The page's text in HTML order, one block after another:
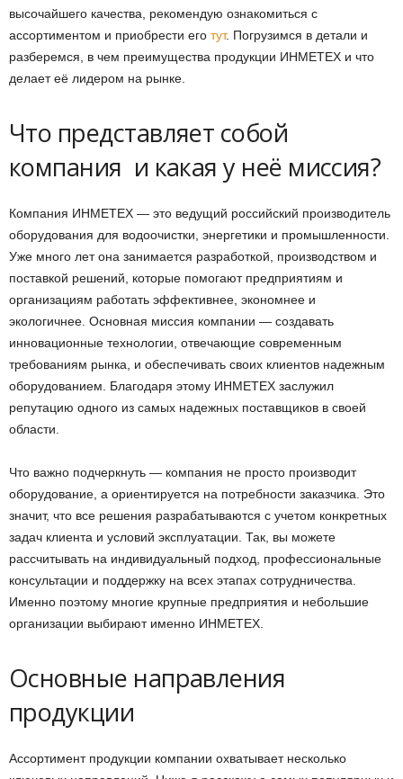
высочайшего качества, рекомендую ознакомиться с
ассортиментом и приобрести его тут. Погрузимся в детали и
разберемся, в чем преимущества продукции ИНМЕТЕХ и что
делает её лидером на рынке.
Что представляет собой
компания и какая у неё миссия?
Компания ИНМЕТЕХ — это ведущий российский производитель
оборудования для водоочистки, энергетики и промышленности.
Уже много лет она занимается разработкой, производством и
поставкой решений, которые помогают предприятиям и
организациям работать эффективнее, экономнее и
экологичнее. Основная миссия компании — создавать
инновационные технологии, отвечающие современным
требованиям рынка, и обеспечивать своих клиентов надежным
оборудованием. Благодаря этому ИНМЕТЕХ заслужил
репутацию одного из самых надежных поставщиков в своей
области.
Что важно подчеркнуть — компания не просто производит
оборудование, а ориентируется на потребности заказчика. Это
значит, что все решения разрабатываются с учетом конкретных
задач клиента и условий эксплуатации. Так, вы можете
рассчитывать на индивидуальный подход, профессиональные
консультации и поддержку на всех этапах сотрудничества.
Именно поэтому многие крупные предприятия и небольшие
организации выбирают именно ИНМЕТЕХ.
Основные направления
продукции
Ассортимент продукции компании охватывает несколько